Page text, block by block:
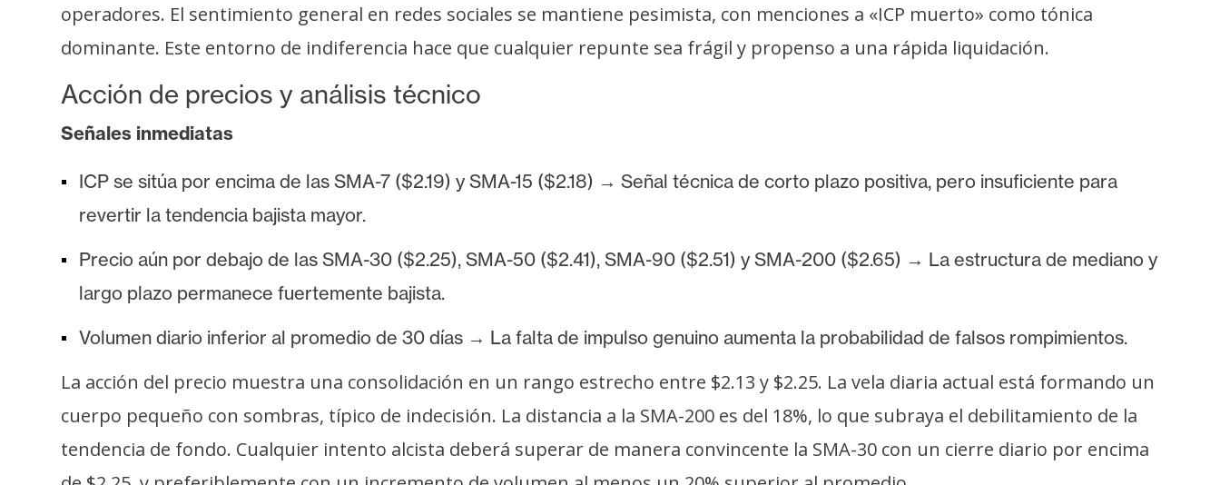
operadores. El sentimiento general en redes sociales se mantiene pesimista, con menciones a «ICP muerto» como tónica
dominante. Este entorno de indiferencia hace que cualquier repunte sea frágil y propenso a una rápida liquidación.
Acción de precios y análisis técnico
Señales inmediatas
ICP se sitúa por encima de las SMA-7 ($2.19) y SMA-15 ($2.18) → Señal técnica de corto plazo positiva, pero insuficiente para
revertir la tendencia bajista mayor.
Precio aún por debajo de las SMA-30 ($2.25), SMA-50 ($2.41), SMA-90 ($2.51) y SMA-200 ($2.65) → La estructura de mediano y
largo plazo permanece fuertemente bajista.
Volumen diario inferior al promedio de 30 días → La falta de impulso genuino aumenta la probabilidad de falsos rompimientos.
La acción del precio muestra una consolidación en un rango estrecho entre $2.13 y $2.25. La vela diaria actual está formando un
cuerpo pequeño con sombras, típico de indecisión. La distancia a la SMA-200 es del 18%, lo que subraya el debilitamiento de la
tendencia de fondo. Cualquier intento alcista deberá superar de manera convincente la SMA-30 con un cierre diario por encima